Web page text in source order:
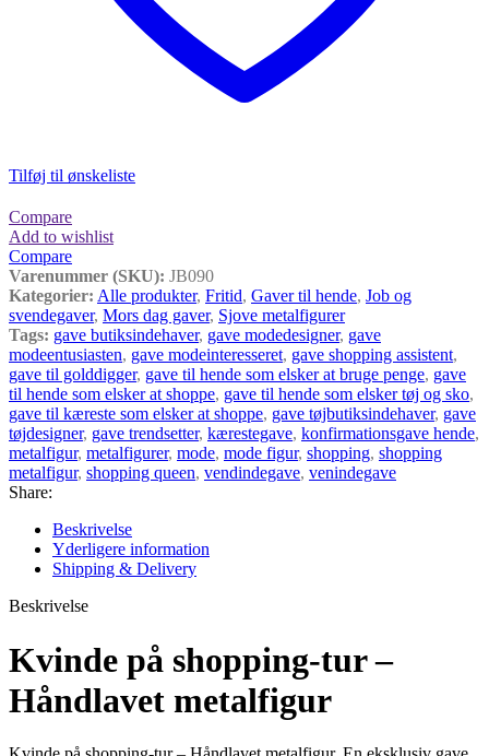
Tilføj til ønskeliste
Compare
Add to wishlist
Compare
Varenummer (SKU): JB090
Kategorier: Alle produkter, Fritid, Gaver til hende, Job og
svendegaver, Mors dag gaver, Sjove metalfigurer
Tags: gave butiksindehaver, gave modedesigner, gave
modeentusiasten, gave modeinteresseret, gave shopping assistent,
gave til golddigger, gave til hende som elsker at bruge penge, gave
til hende som elsker at shoppe, gave til hende som elsker tøj og sko,
gave til kæreste som elsker at shoppe, gave tøjbutiksindehaver, gave
tøjdesigner, gave trendsetter, kærestegave, konfirmationsgave hende,
metalfigur, metalfigurer, mode, mode figur, shopping, shopping
metalfigur, shopping queen, vendindegave, venindegave
Share:
Beskrivelse
Yderligere information
Shipping & Delivery
Beskrivelse
Kvinde på shopping-tur –
Håndlavet metalfigur